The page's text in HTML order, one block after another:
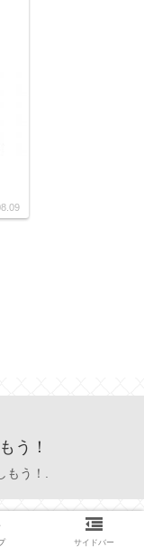
う！
う！.
サイドバー